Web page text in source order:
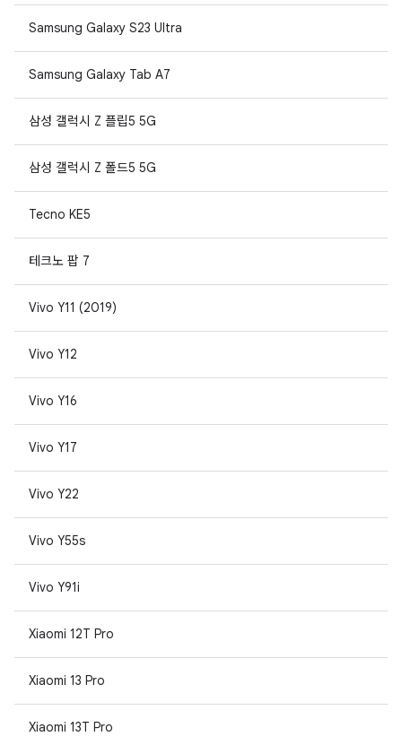
Samsung Galaxy S23 Ultra
Samsung Galaxy Tab A7
삼성 갤럭시 Z 플립5 5G
삼성 갤럭시 Z 폴드5 5G
Tecno KE5
테크노 팝 7
Vivo Y11 (2019)
Vivo Y12
Vivo Y16
Vivo Y17
Vivo Y22
Vivo Y55s
Vivo Y91i
Xiaomi 12T Pro
Xiaomi 13 Pro
Xiaomi 13T Pro